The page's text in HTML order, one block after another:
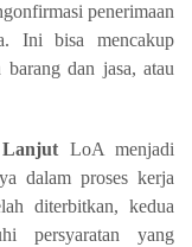
penerimaan
Ini bisa mencakup
dan jasa, atau
LoA menjadi
dalam proses kerja
diterbitkan, kedua
persyaratan yang